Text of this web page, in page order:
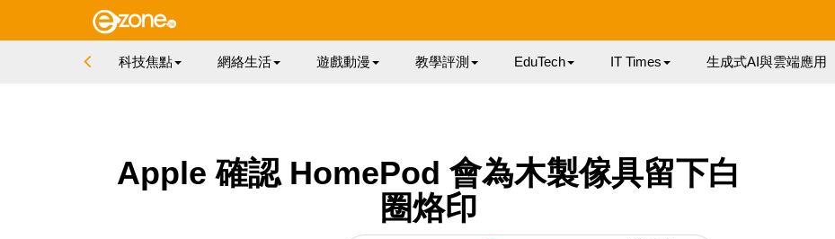
科技焦點 網絡生活 遊戲動漫 教學評測 EduTech IT Times 生成式AI與雲端應用
Apple 確認 HomePod 會為木製傢具留下白
圈烙印